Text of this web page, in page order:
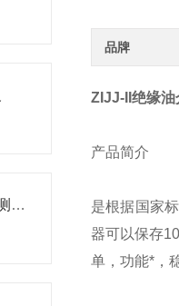
SXJYY-80绝缘油介电强度测试仪现场试验操作方法
品牌
ZIJJ-II绝缘
产品简介
是根据国家
器可以保存
单，功能*，